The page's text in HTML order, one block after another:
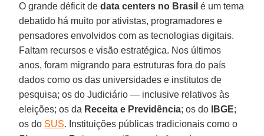
O grande déficit dedata centers no Brasil é um tema
debatido há muito por ativistas, programadores e
pensadores envolvidos com as tecnologias digitais.
Faltam recursos e visão estratégica. Nos últimos
anos, foram migrando para estruturas fora do país
dados como os das universidades e institutos de
pesquisa; os do Judiciário — inclusive relativos às
eleições; os da Receita e Previdência; os do IBGE;
os do SUS. Instituições públicas tradicionais como o